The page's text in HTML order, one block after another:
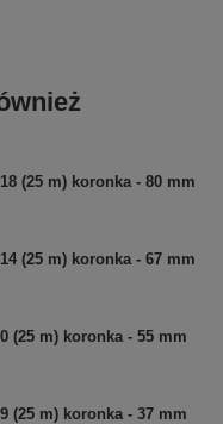
(25 m) koronka - 80 mm
(25 m) koronka - 67 mm
(25 m) koronka - 55 mm
(25 m) koronka - 37 mm